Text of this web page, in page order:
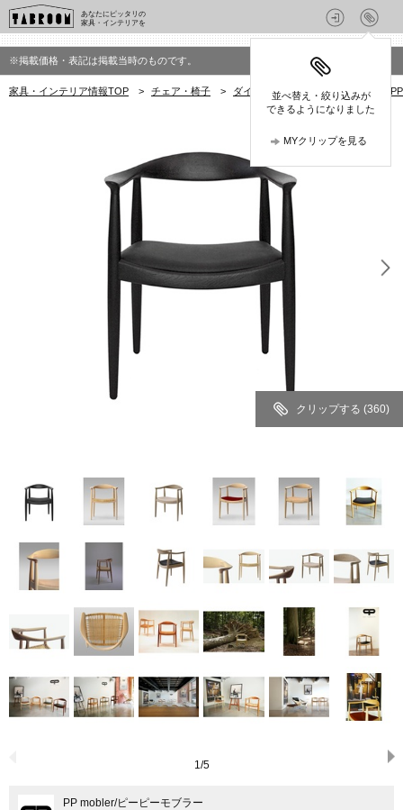
あなたにピッタリの
家具・インテリアを
並べ替え・絞り込みが
できるようになりました
MYクリップを見る
※掲載価格・表記は掲載当時のものです。
家具・インテリア情報TOP > チェア・椅子 > ダイニングチェア > PPモブラー
クリップする (360)
1 /5
PP mobler/ピーピーモブラー